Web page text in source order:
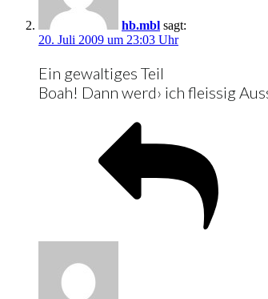
hb.mbl sagt:
20. Juli 2009 um 23:03 Uhr
Ein gewaltiges Teil
Boah! Dann werd› ich fleissig